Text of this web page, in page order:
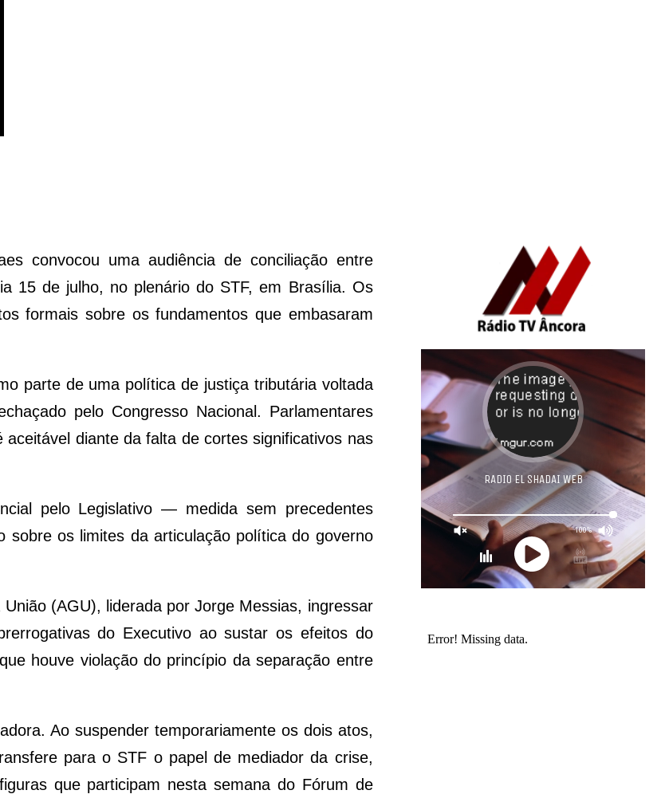
convocou uma audiência de conciliação entre
15 de julho, no plenário do STF, em Brasília. Os
formais sobre os fundamentos que embasaram
parte de uma política de justiça tributária voltada
pelo Congresso Nacional. Parlamentares
diante da falta de cortes significativos nas
pelo Legislativo — medida sem precedentes
sobre os limites da articulação política do governo
(AGU), liderada por Jorge Messias, ingressar
do Executivo ao sustar os efeitos do
houve violação do princípio da separação entre
Ao suspender temporariamente os dois atos,
para o STF o papel de mediador da crise,
que participam nesta semana do Fórum de